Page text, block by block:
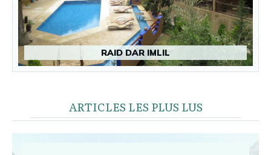
RAID DAR IMLIL
ARTICLES LES PLUS LUS